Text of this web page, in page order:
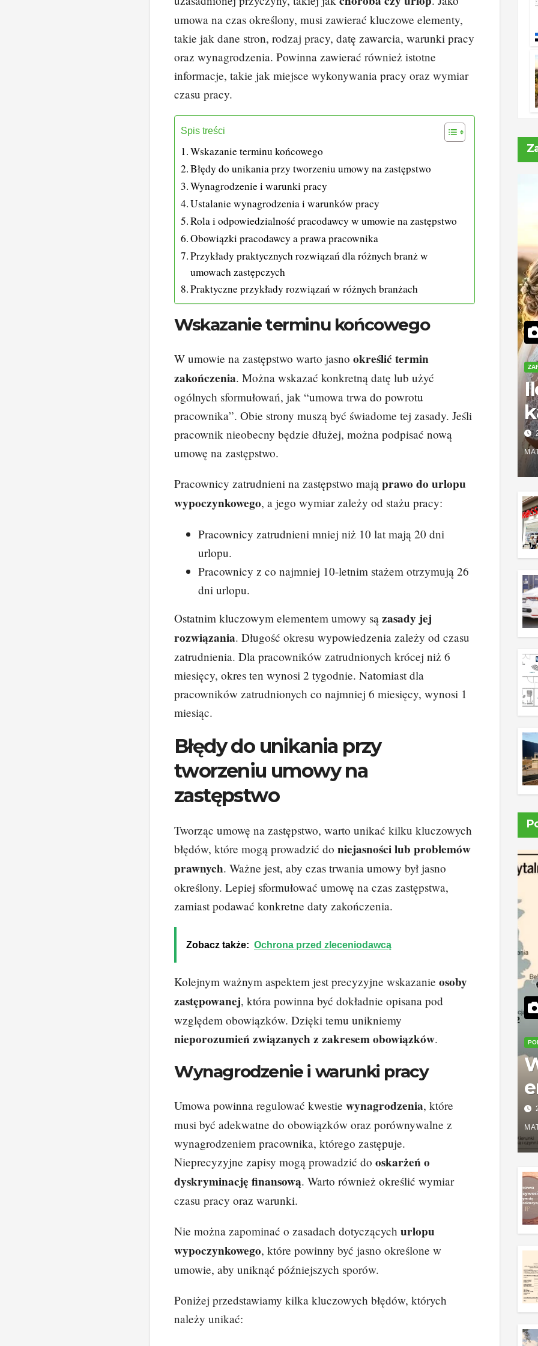
b
o
o
k
st dI
n
t
Li
n
k
umowa na czas określony, musi zawierać kluczowe elementy,
takie jak dane stron, rodzaj pracy, datę zawarcia, warunki pracy
oraz wynagrodzenia. Powinna zawierać również istotne
informacje, takie jak miejsce wykonywania pracy oraz wymiar
czasu pracy.
Spis treści
Wskazanie terminu końcowego
Błędy do unikania przy tworzeniu umowy na zastępstwo
Wynagrodzenie i warunki pracy
Ustalanie wynagrodzenia i warunków pracy
Rola i odpowiedzialność pracodawcy w umowie na zastępstwo
Obowiązki pracodawcy a prawa pracownika
Przykłady praktycznych rozwiązań dla różnych branż w
umowach zastępczych
Praktyczne przykłady rozwiązań w różnych branżach
Wskazanie terminu końcowego
W umowie na zastępstwo warto jasno określić termin
zakończenia. Można wskazać konkretną datę lub użyć
ogólnych sformułowań, jak “umowa trwa do powrotu
pracownika”. Obie strony muszą być świadome tej zasady. Jeśli
pracownik nieobecny będzie dłużej, można podpisać nową
umowę na zastępstwo.
Pracownicy zatrudnieni na zastępstwo mają prawo do urlopu
wypoczynkowego, a jego wymiar zależy od stażu pracy:
Pracownicy zatrudnieni mniej niż 10 lat mają 20 dni
urlopu.
Pracownicy z co najmniej 10-letnim stażem otrzymują 26
dni urlopu.
Ostatnim kluczowym elementem umowy są zasady jej
rozwiązania. Długość okresu wypowiedzenia zależy od czasu
zatrudnienia. Dla pracowników zatrudnionych krócej niż 6
miesięcy, okres ten wynosi 2 tygodnie. Natomiast dla
pracowników zatrudnionych co najmniej 6 miesięcy, wynosi 1
miesiąc.
Błędy do unikania przy
tworzeniu umowy na
zastępstwo
Tworząc umowę na zastępstwo, warto unikać kilku kluczowych
błędów, które mogą prowadzić do niejasności lub problemów
prawnych. Ważne jest, aby czas trwania umowy był jasno
określony. Lepiej sformułować umowę na czas zastępstwa,
zamiast podawać konkretne daty zakończenia.
Zobacz także: Ochrona przed zleceniodawcą
Kolejnym ważnym aspektem jest precyzyjne wskazanie osoby
zastępowanej, która powinna być dokładnie opisana pod
względem obowiązków. Dzięki temu unikniemy
nieporozumień związanych z zakresem obowiązków.
Wynagrodzenie i warunki pracy
Umowa powinna regulować kwestie wynagrodzenia, które
musi być adekwatne do obowiązków oraz porównywalne z
wynagrodzeniem pracownika, którego zastępuje.
Nieprecyzyjne zapisy mogą prowadzić do oskarżeń o
dyskryminację finansową. Warto również określić wymiar
czasu pracy oraz warunki.
Nie można zapominać o zasadach dotyczących urlopu
wypoczynkowego, które powinny być jasno określone w
umowie, aby uniknąć późniejszych sporów.
Poniżej przedstawiamy kilka kluczowych błędów, których
należy unikać: